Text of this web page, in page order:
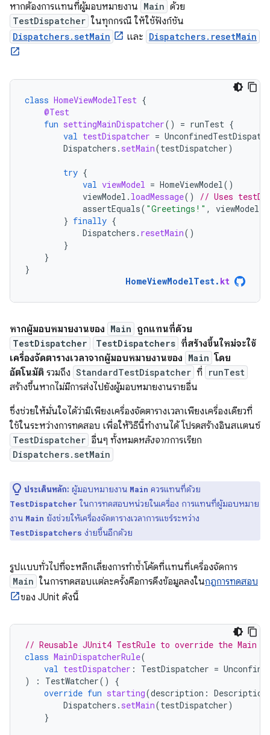
หากต้องการแทนที่ผู้มอบหมายงาน Main ด้วย
TestDispatcher ในทุกกรณี ให้ใช้ฟังก์ชัน
Dispatchers.setMain และ Dispatchers.resetMain
class HomeViewModelTest {
@Test
fun settingMainDispatcher() = runTest {
val testDispatcher =
Dispatchers . setMain(testDispatcher)
try {
val viewModel = HomeViewModel()
viewModel . loadMessage()
// Uses
assertEquals( "Greetings!" , viewModel
} finally {
Dispatchers . resetMain()
}
}
}
HomeViewModelTest. kt
หากผู้มอบหมายงานของ Main ถูกแทนที่ด้วย
TestDispatcher TestDispatchers ที่สร้างขึ้นใหม่จะใช้
เครื่องจัดตารางเวลาจากผู้มอบหมายงานของ Main โดย
อัตโนมัติ รวมถึง StandardTestDispatcher ที่ runTest
สร้างขึ้นหากไม่มีการส่งไปยังผู้มอบหมายงานรายอื่น
ซึ่งช่วยให้มั่นใจได้ว่ามีเพียงเครื่องจัดตารางเวลาเพียงเครื่องเดียวที่
ใช้ในระหว่างการทดสอบ เพื่อให้วิธีนี้ทำงานได้ โปรดสร้างอินสแตนซ์
TestDispatcher อื่นๆ ทั้งหมดหลังจากการเรียก
Dispatchers.setMain
ประเด็นหลัก: ผู้มอบหมายงาน Main ควรแทนที่ด้วย
TestDispatcher ในการทดสอบหน่วยในเครื่อง การแทนที่ผู้มอบหมาย
งาน Main ยังช่วยให้เครื่องจัดตารางเวลาการแชร์ระหว่าง
TestDispatchers ง่ายขึ้นอีกด้วย
รูปแบบทั่วไปที่จะหลีกเลี่ยงการทำซ้ำโค้ดที่แทนที่เครื่องจัดการ
Main ในการทดสอบแต่ละครั้งคือการดึงข้อมูลลงในกฎการทดสอบ
ของ JUnit ดังนี้
// Reusable JUnit4 TestRule to override the Main
class MainDispatcherRule(
val testDispatcher : TestDispatcher =
)
: TestWatcher()
{
override fun starting(description : Description
Dispatchers . setMain(testDispatcher)
}